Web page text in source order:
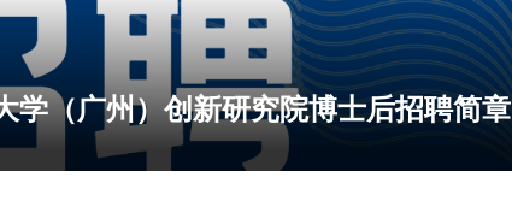
学（广州）创新研究院博士后招聘简章